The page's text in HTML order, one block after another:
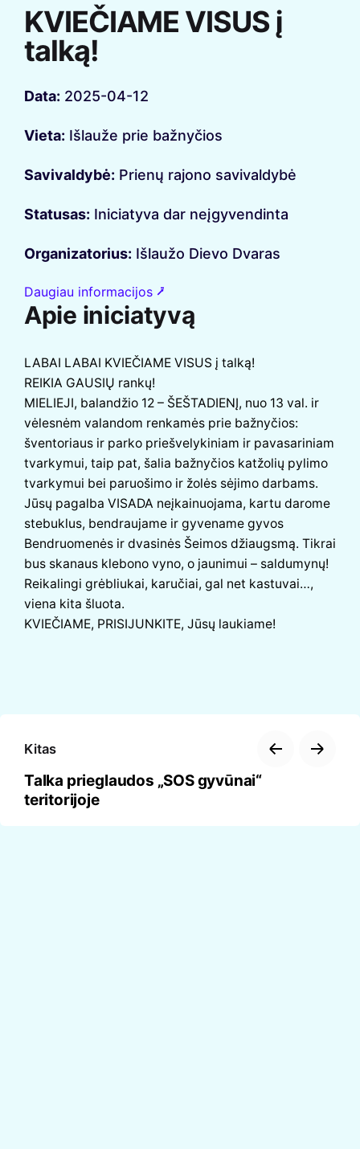
KVIEČIAME VISUS į
talką!
Data: 2025-04-12
Vieta: Išlauže prie bažnyčios
Savivaldybė: Prienų rajono savivaldybė
Statusas: Iniciatyva dar neįgyvendinta
Organizatorius: Išlaužo Dievo Dvaras
Daugiau informacijos ⭷
Apie iniciatyvą
LABAI LABAI KVIEČIAME VISUS į talką!
REIKIA GAUSIŲ rankų!
MIELIEJI, balandžio 12 – ŠEŠTADIENĮ, nuo 13 val. ir
vėlesnėm valandom renkamės prie bažnyčios:
šventoriaus ir parko priešvelykiniam ir pavasariniam
tvarkymui, taip pat, šalia bažnyčios katžolių pylimo
tvarkymui bei paruošimo ir žolės sėjimo darbams.
Jūsų pagalba VISADA neįkainuojama, kartu darome
stebuklus, bendraujame ir gyvename gyvos
Bendruomenės ir dvasinės Šeimos džiaugsmą. Tikrai
bus skanaus klebono vyno, o jaunimui – saldumynų!
Reikalingi grėbliukai, karučiai, gal net kastuvai…,
viena kita šluota.
KVIEČIAME, PRISIJUNKITE, Jūsų laukiame!
Kitas
Talka prieglaudos „SOS gyvūnai“
teritorijoje